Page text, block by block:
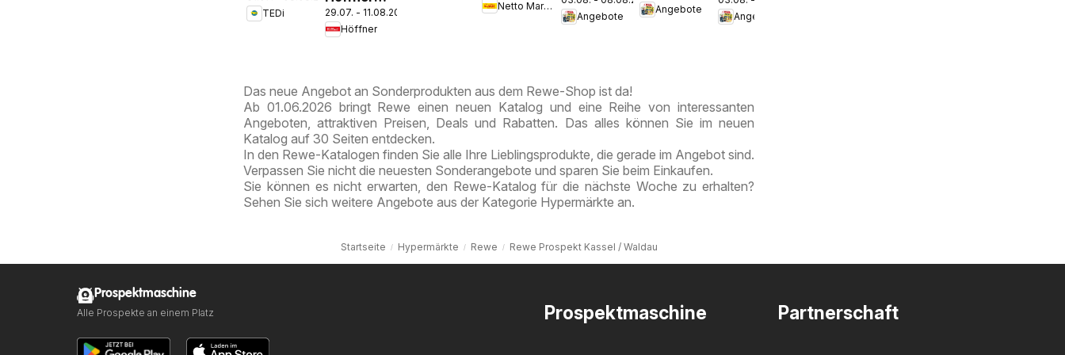
Bremen
TEDi
Prospekt
Schönefeld
29.07. - 11.08.2026
Höffner
Discount
Berg
Netto Marken-Discount
Angebote
vor Ort:
entdecken!
Angebote
Angebote
Das neue Angebot an Sonderprodukten aus dem Rewe-Shop ist da!
Ab 01.06.2026 bringt Rewe einen neuen Katalog und eine Reihe von interessanten
Angeboten, attraktiven Preisen, Deals und Rabatten. Das alles können Sie im neuen
Katalog auf 30 Seiten entdecken.
In den Rewe-Katalogen finden Sie alle Ihre Lieblingsprodukte, die gerade im Angebot sind.
Verpassen Sie nicht die neuesten Sonderangebote und sparen Sie beim Einkaufen.
Sie können es nicht erwarten, den Rewe-Katalog für die nächste Woche zu erhalten?
Sehen Sie sich weitere Angebote aus der Kategorie Hypermärkte an.
Startseite Hypermärkte Rewe Rewe Prospekt Kassel / Waldau
Prospektmaschine Partnerschaft
Prospektmaschine
Alle Prospekte an einem Platz